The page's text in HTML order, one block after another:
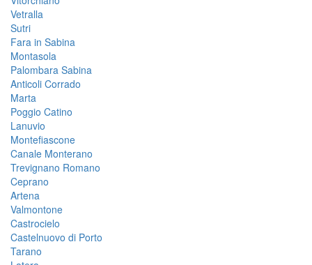
Vetralla
Sutri
Fara in Sabina
Montasola
Palombara Sabina
Anticoli Corrado
Marta
Poggio Catino
Lanuvio
Montefiascone
Canale Monterano
Trevignano Romano
Ceprano
Artena
Valmontone
Castrocielo
Castelnuovo di Porto
Tarano